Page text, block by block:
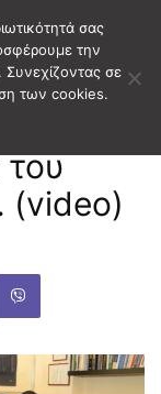
του
(video)
σας
την
Συνεχίζοντας σε
των cookies.